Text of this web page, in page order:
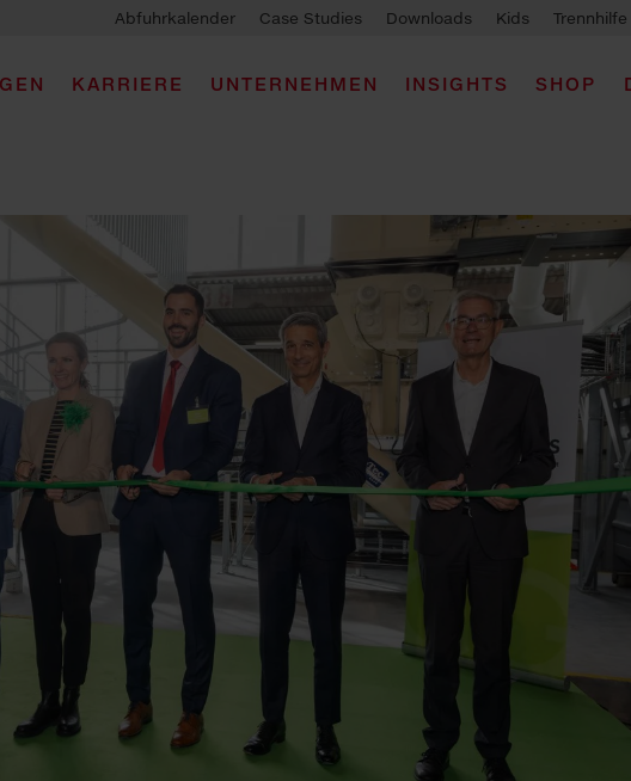
Abfuhrkalender Case Studies Downloads Kids Trennhilfe
KARRIERE UNTERNEHMEN INSIGHTS SHOP